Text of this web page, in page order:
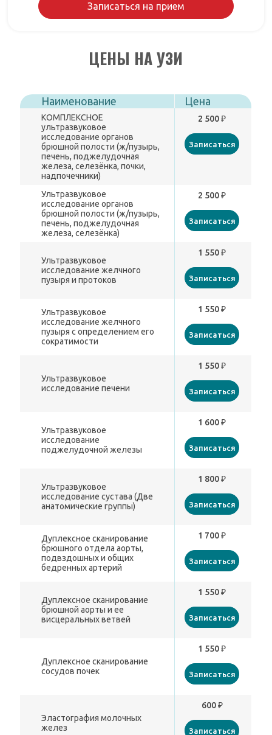
Записаться на прием
ЦЕНЫ НА УЗИ
Наименование Цена
КОМПЛЕКСНОЕ
ультразвуковое
исследование органов
брюшной полости (ж/пузырь,
печень, поджелудочная
железа, селезёнка, почки,
надпочечники)
2 500 ₽
Записаться
Ультразвуковое
исследование органов
брюшной полости (ж/пузырь,
печень, поджелудочная
железа, селезёнка)
2 500 ₽
Записаться
Ультразвуковое
исследование желчного
пузыря и протоков
1 550 ₽
Записаться
Ультразвуковое
исследование желчного
пузыря с определением его
сократимости
1 550 ₽
Записаться
Ультразвуковое
исследование печени
1 550 ₽
Записаться
Ультразвуковое
исследование
поджелудочной железы
1 600 ₽
Записаться
Ультразвуковое
исследование сустава (Две
анатомические группы)
1 800 ₽
Записаться
Дуплексное сканирование
брюшного отдела аорты,
подвздошных и общих
бедренных артерий
1 700 ₽
Записаться
Дуплексное сканирование
брюшной аорты и ее
висцеральных ветвей
1 550 ₽
Записаться
Дуплексное сканирование
сосудов почек
1 550 ₽
Записаться
Эластография молочных
желез
600 ₽
Записаться